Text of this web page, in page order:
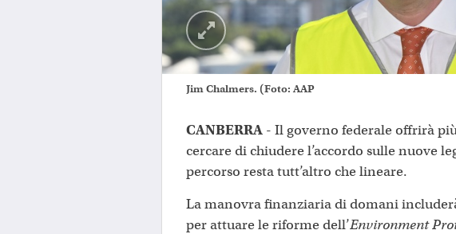
Jim Chalmers. (Foto: AAP
CANBERRA - Il governo federale offrirà
cercare di chiudere l’accordo sulle nuove
percorso resta tutt’altro che lineare.
La manovra finanziaria di domani
per attuare le riforme dell’Environment